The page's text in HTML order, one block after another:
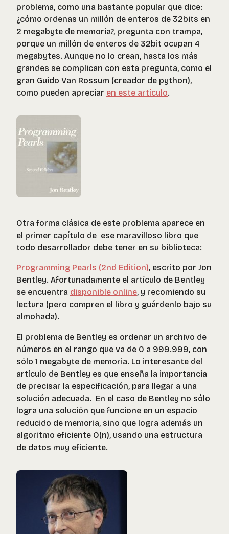
problema, como una bastante popular que dice:
¿cómo ordenas un millón de enteros de 32bits en
2 megabyte de memoria?, pregunta con trampa,
porque un millón de enteros de 32bit ocupan 4
megabytes. Aunque no lo crean, hasta los más
grandes se complican con esta pregunta, como el
gran Guido Van Rossum (creador de python),
como pueden apreciar en este artículo.
Otra forma clásica de este problema aparece en
el primer capítulo de ese maravilloso libro que
todo desarrollador debe tener en su biblioteca:
Programming Pearls (2nd Edition), escrito por Jon
Bentley. Afortunadamente el artículo de Bentley
se encuentra disponible online, y recomiendo su
lectura (pero compren el libro y guárdenlo bajo su
almohada).
El problema de Bentley es ordenar un archivo de
números en el rango que va de 0 a 999.999, con
sólo 1 megabyte de memoria. Lo interesante del
artículo de Bentley es que enseña la importancia
de precisar la especificación, para llegar a una
solución adecuada. En el caso de Bentley no sólo
logra una solución que funcione en un espacio
reducido de memoria, sino que logra además un
algoritmo eficiente O(n), usando una estructura
de datos muy eficiente.